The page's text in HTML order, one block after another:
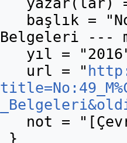
Belgeleri ---
   url = "